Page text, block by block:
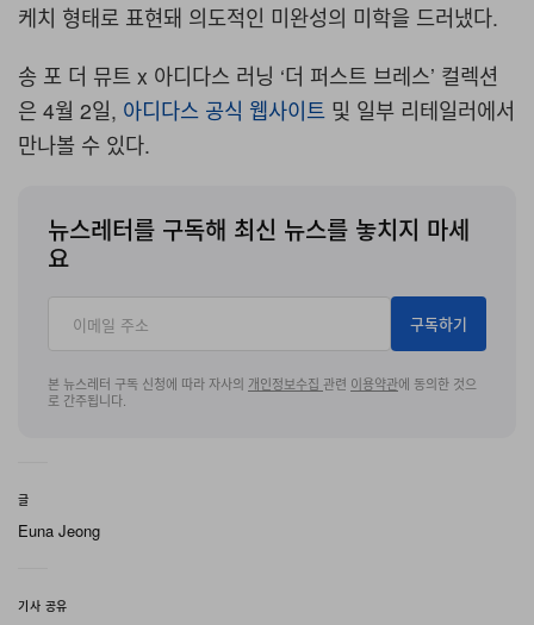
케치 형태로 표현돼 의도적인 미완성의 미학을 드러냈다.
송 포 더 뮤트 x 아디다스 러닝 ‘더 퍼스트 브레스’ 컬렉션
은 4월 2일, 아디다스 공식 웹사이트 및 일부 리테일러에서
만나볼 수 있다.
뉴스레터를 구독해 최신 뉴스를 놓치지 마세
요
구독하기
본 뉴스레터 구독 신청에 따라 자사의 개인정보수집 관련 이용약관에 동의한 것으
로 간주됩니다.
글
Euna Jeong
기사 공유